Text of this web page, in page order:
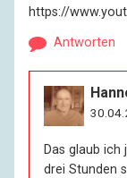
https://
Antworten
Das glaub
drei Stunden